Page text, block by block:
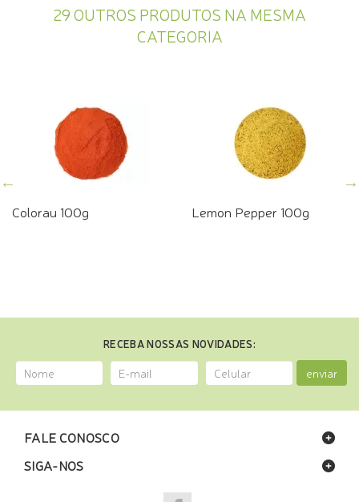
29 OUTROS PRODUTOS NA MESMA
CATEGORIA
Colorau 100g Lemon Pepper 100g
RECEBA NOSSAS NOVIDADES:
enviar
FALE CONOSCO
SIGA-NOS